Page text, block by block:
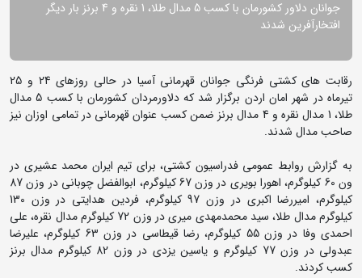
جوانان دلاور کشورمان با کسب 5 مدال طلا، 1 نقره و 4 برنز بار دیگر
افتخارآفرین شدند
رقابت های کشتی فرنگی جوانان قهرمانی آسیا در حالی روزهای 24 و 25
تیرماه در شهر امان اردن برگزار شد که دلاورمردان کشورمان با کسب 5 مدال
طلا، 1 مدال نقره و 4 مدال برنز ضمن کسب عنوان قهرمانی در تمامی اوزان نیز
صاحب مدال شدند.
به گزارش روابط عمومی فدراسیون کشتی، برای تیم ایران محمد عشیری در
ون 60 کیلوگرم، اهورا بویری در وزن 67 کیلوگرم، ابوالفضل چوبانی در وزن 87
کیلوگرم، امیررضا اکبری در وزن 97 کیلوگرم، فردین هدایتی در وزن 130
کیلوگرم مدال طلا، سید محمدمهدی میری در وزن 72 کیلوگرم مدال نقره، علی
احمدی وفا در وزن 55 کیلوگرم، رضا قیطاسی در وزن 63 کیلوگرم، علیرضا
عبدولی در وزن 77 کیلوگرم و یاسین یزدی در وزن 82 کیلوگرم مدال برنز
کسب کردند.